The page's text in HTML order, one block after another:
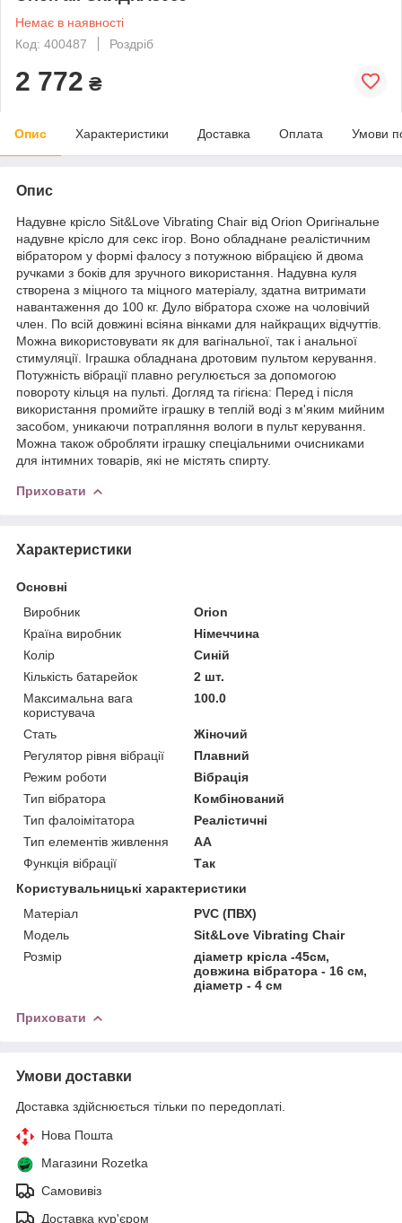
Немає в наявності
Код: 400487
Роздріб
2 772 ₴
Опис Характеристики Доставка Оплата Умови
Опис
Надувне крісло Sit&Love Vibrating Chair від Orion Оригінальне
надувне крісло для секс ігор. Воно обладнане реалістичним
вібратором у формі фалосу з потужною вібрацією й двома
ручками з боків для зручного використання. Надувна куля
створена з міцного та міцного матеріалу, здатна витримати
навантаження до 100 кг. Дуло вібратора схоже на чоловічий
член. По всій довжині всіяна вінками для найкращих відчуттів.
Можна використовувати як для вагінальної, так і анальної
стимуляції. Іграшка обладнана дротовим пультом керування.
Потужність вібрації плавно регулюється за допомогою
повороту кільця на пульті. Догляд та гігієна: Перед і після
використання промийте іграшку в теплій воді з м'яким мийним
засобом, уникаючи потрапляння вологи в пульт керування.
Можна також обробляти іграшку спеціальними очисниками
для інтимних товарів, які не містять спирту.
Приховати
Характеристики
Основні
Виробник
Orion
Країна виробник
Німеччина
Колір
Синій
Кількість батарейок
2 шт.
Максимальна вага
користувача
100.0
Стать
Жіночий
Регулятор рівня вібрації
Плавний
Режим роботи
Вібрація
Тип вібратора
Комбінований
Тип фалоімітатора
Реалістичні
Тип елементів живлення
AA
Функція вібрації
Так
Користувальницькі характеристики
Матеріал
PVC (ПВХ)
Модель
Sit&Love Vibrating Chair
Розмір
діаметр крісла -45см,
довжина вібратора - 16 см,
діаметр - 4 см
Приховати
Умови доставки
Доставка здійснюється тільки по передоплаті.
Нова Пошта
Магазини Rozetka
Самовивіз
Доставка кур'єром